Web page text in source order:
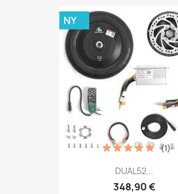
DUAL52...
348,90 €
(1)
NY